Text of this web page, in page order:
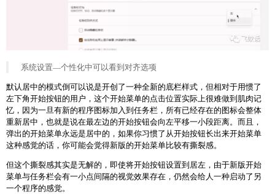
系统设置—个性化中可以看到对齐选项
默认居中的模式倒可以说是开创了一种全新的底栏样式，但相对于用惯了
左下角开始按钮的用户，这个开始菜单的点击位置实际上很难做到肌肉记
忆，因为一旦有新的程序图标加入到任务栏，所有已经存在的图标会整体
重新居中，也就是说在最左边的开始按钮会向左平移一小段距离。而且，
弹出的开始菜单永远是居中的，如果你习惯了从开始按钮长出来开始菜单
这种感觉的话，你可能会觉得新版的开始菜单比较有撕裂感。
但这个撕裂感其实是无解的，即使将开始按钮设置到居左，由于新版开始
菜单与任务栏会有一小点间隔的视觉效果存在，仍然会给人一种启动了另
一个程序的感觉。